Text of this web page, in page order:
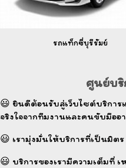
รถแท็กซี่บุรีรัมย์
ศูนย์บริ
😃 ยินดีต้อนรับสู่เว็บไซต์บริการ
จริงใจจากทีมงานและคนขับมืออ
😃 เรามุ่งมั่นให้บริการที่เป็นมิต
😃 บริการของเรามีความเต็มที่